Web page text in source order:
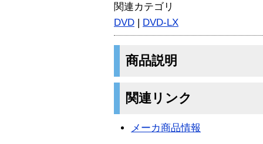
関連カテゴリ
DVD | DVD-LX
商品説明
関連リンク
メーカ商品情報